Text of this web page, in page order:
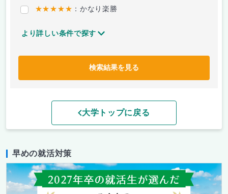
★★★★★ ：かなり楽勝
より詳しい条件で探す
検索結果を見る
大学トップに戻る
早めの就活対策